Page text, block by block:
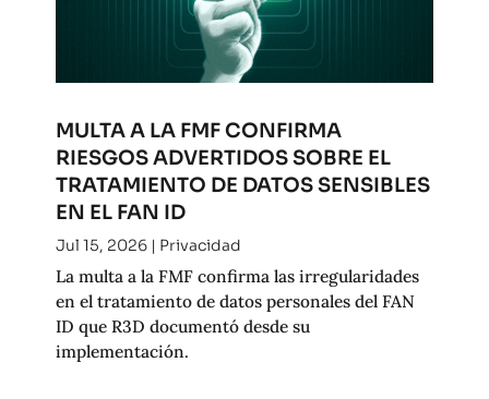
MULTA A LA FMF CONFIRMA
RIESGOS ADVERTIDOS SOBRE EL
TRATAMIENTO DE DATOS SENSIBLES
EN EL FAN ID
Jul 15, 2026| Privacidad
La multa a la FMF confirma las irregularidades
en el tratamiento de datos personales del FAN
ID que R3D documentó desde su
implementación.